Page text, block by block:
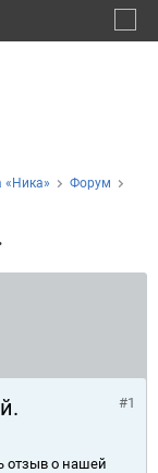
«Ника»
Форум
#1
отзыв о нашей